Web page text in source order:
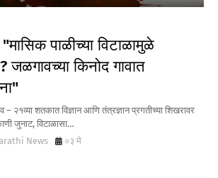
पाळीच्या विटाळामुळे
जळगावच्या किनोद गावात
२१व्या शतकात विज्ञान आणि तंत्रज्ञान प्रगतीच्या शिखरावर
जुनाट, विटाळासा…
News
०३ मे